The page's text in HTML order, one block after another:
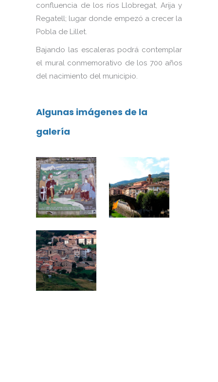
confluencia de los ríos Llobregat, Arija y
Regatell; lugar donde empezó a crecer la
Pobla de Lillet.
Bajando las escaleras podrá contemplar
el mural conmemorativo de los 700 años
del nacimiento del municipio.
Algunas imágenes de la
galería